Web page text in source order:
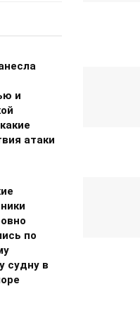
и
атаки
по
судну в